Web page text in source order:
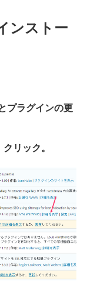
ンストー
プラグインの更
リック。